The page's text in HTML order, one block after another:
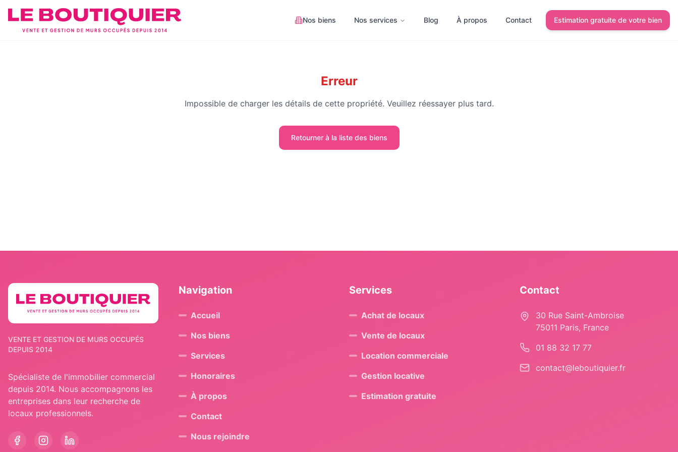
Nos biens Nos services Blog À propos Contact Estimation gratuite de votre bien
Erreur
Impossible de charger les détails de cette propriété. Veuillez réessayer plus tard.
Retourner à la liste des biens
VENTE ET GESTION DE MURS OCCUPÉS
DEPUIS 2014
Spécialiste de l'immobilier commercial
depuis 2014. Nous accompagnons les
entreprises dans leur recherche de
locaux professionnels.
Navigation
Accueil
Nos biens
Services
Honoraires
À propos
Contact
Nous rejoindre
Services
Achat de locaux
Vente de locaux
Location commerciale
Gestion locative
Estimation gratuite
Contact
30 Rue Saint-Ambroise
75011 Paris, France
01 88 32 17 77
contact@leboutiquier.fr